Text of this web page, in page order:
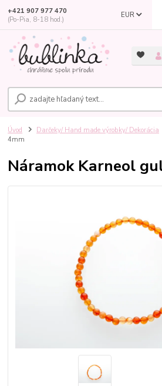
EUR
+421 907 977 470
(Po-Pia, 8-18 hod.)
Úvod Darčeky/ Hand made výrobky/ Dekorácia
4mm
Náramok Karneol